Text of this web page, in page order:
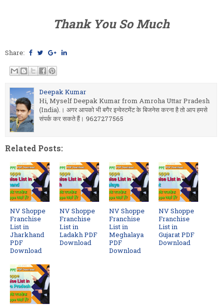
Thank You So Much
Share:
Deepak Kumar
Hi, Myself Deepak Kumar from Amroha Uttar Pradesh
(India).। अगर आपको भी बगैर इन्वेस्टमेंट के बिजनेस करना है तो आप हमसे
संपर्क कर सकते हैं। 9627277565
Related Posts:
NV Shoppe
Franchise
List in
Jharkhand
PDF
Download
NV Shoppe
Franchise
List in
Ladakh PDF
Download
NV Shoppe
Franchise
List in
Meghalaya
PDF
Download
NV Shoppe
Franchise
List in
Gujarat PDF
Download